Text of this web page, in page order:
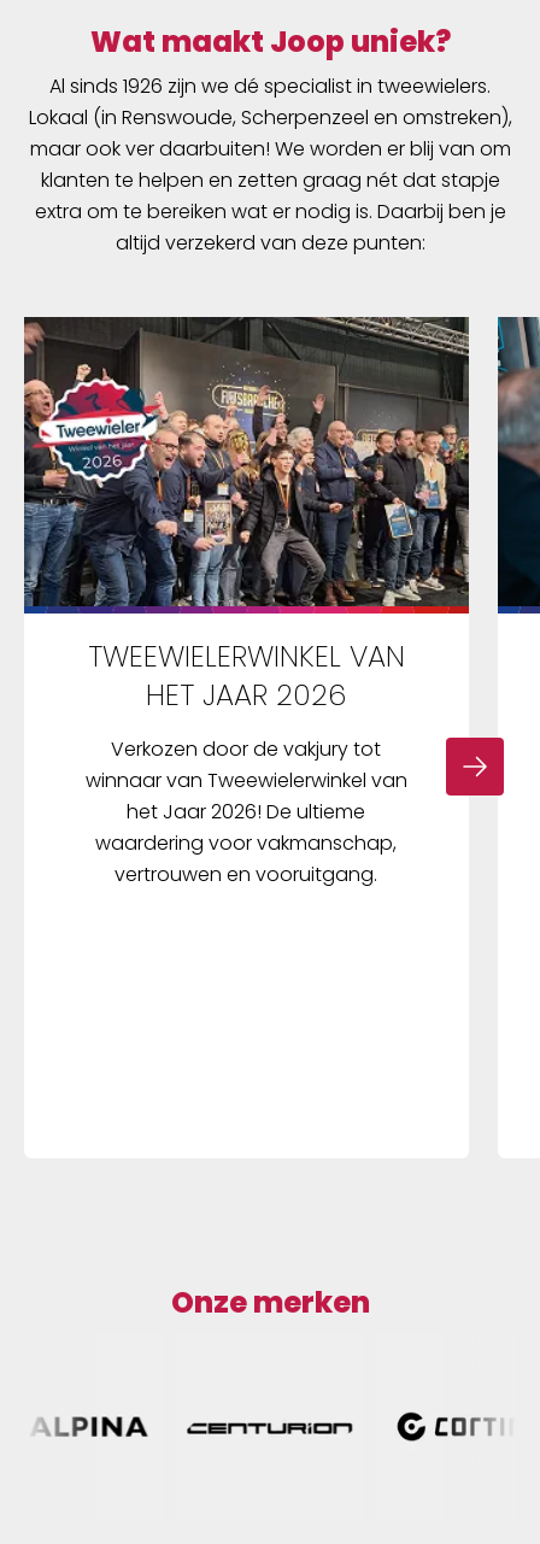
binnenband is extreem elastisch en past op
meerdere bandafmetingen. Hierdoor worden
ze groepen binnenbanden genoemd. Zo past
bijvoorbeeld de binnenband met nummer 19A
voor bandafmeting van 27.5 inch tot 29 Inch
en voor de breedte van 40 tot 62mm. Als
laatste is de band 100% volledig recyclebaar.
Standaarduitvoering: Hoge betrouwbaarheid,
al vele jaren beproefd.
Wat maakt Joop uniek?
Al sinds 1926 zijn we dé specialist in tweewielers.
Lokaal (in Renswoude, Scherpenzeel en omstreken),
maar ook ver daarbuiten! We worden er blij van om
klanten te helpen en zetten graag nét dat stapje
extra om te bereiken wat er nodig is. Daarbij ben je
altijd verzekerd van deze punten:
TWEEWIELERWINKEL VAN
HET JAAR 2026
Verkozen door de vakjury tot
winnaar van Tweewielerwinkel van
het Jaar 2026! De ultieme
waardering voor vakmanschap,
vertrouwen en vooruitgang.
Onze merken